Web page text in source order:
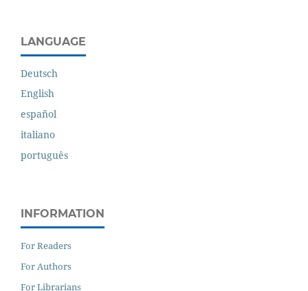
LANGUAGE
Deutsch
English
español
italiano
português
INFORMATION
For Readers
For Authors
For Librarians